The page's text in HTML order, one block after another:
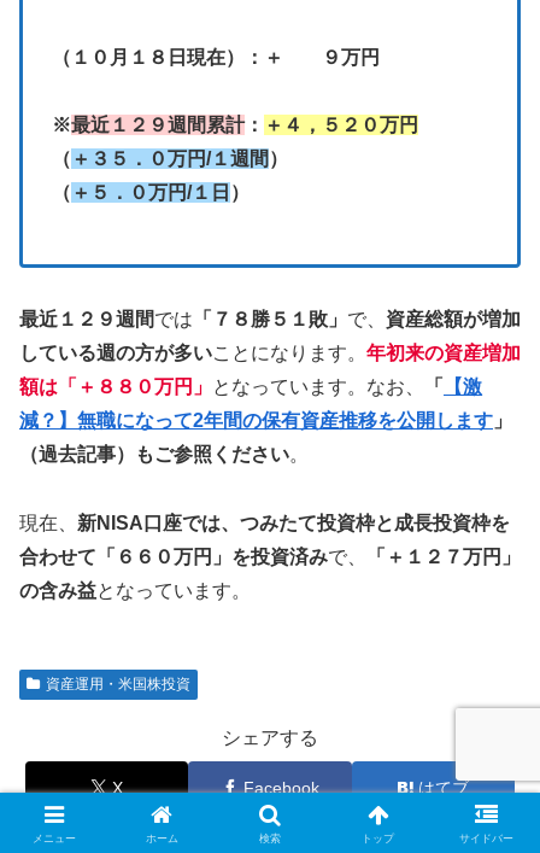
（１０月１８日現在）：＋ ９万円
※最近１２９週間累計： ＋４，５２０万円
（ ＋３５．０万円/１週間 ）
（ ＋５．０万円/１日 ）
最近１２９週間では 「７８勝５１敗」 で、 資産総額が増加
している週の方が多いことになります。 年初来の資産増加
額は「＋８８０万円」 となっています。なお、 「
【激
減？】無職になって2年間の保有資産推移を公開します 」
（過去記事）もご参照ください。
現在、 新NISA口座では、つみたて投資枠と成長投資枠を
合わせて「６６０万円」を投資済みで、
「＋１２７万円」
の含み益となっています。
資産運用・米国株投資
シェアする
X Facebook はてブ
コピー
メニュー ホーム 検索 トップ サイドバー